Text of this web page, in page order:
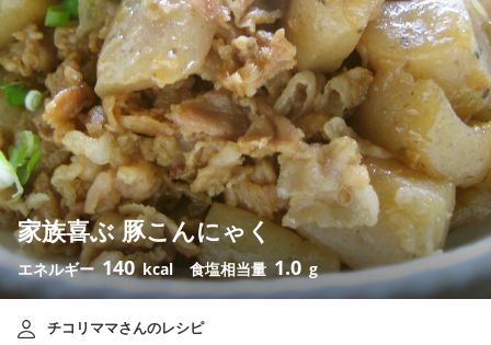
家族喜ぶ 豚こんにゃく
エネルギー140 kcal 食塩相当量 1.0 g
チコリママさんのレシピ